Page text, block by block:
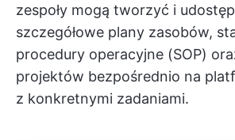
zespoły mogą tworzyć i
szczegółowe plany zasobów,
procedury operacyjne (SOP)
projektów bezpośrednio na
z konkretnymi zadaniami.